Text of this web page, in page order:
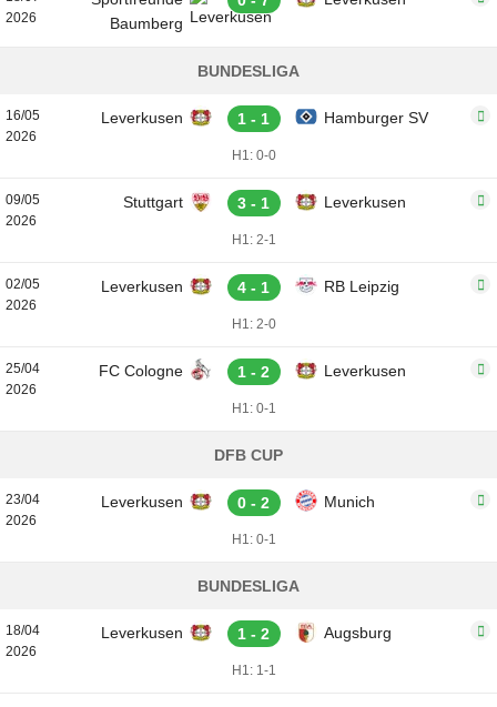
2026
Baumberg
BUNDESLIGA
16/05
2026
Leverkusen 1 - 1 Hamburger SV
H1: 0-0
09/05
2026
Stuttgart 3 - 1 Leverkusen
H1: 2-1
02/05
2026
Leverkusen 4 - 1 RB Leipzig
H1: 2-0
25/04
2026
FC Cologne 1 - 2 Leverkusen
H1: 0-1
DFB CUP
23/04
2026
Leverkusen 0 - 2 Munich
H1: 0-1
BUNDESLIGA
18/04
2026
Leverkusen 1 - 2 Augsburg
H1: 1-1